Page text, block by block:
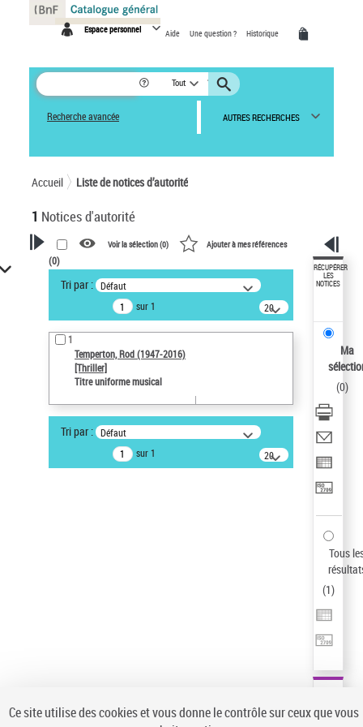
Espace personnel Aide Une question ? Historique
Tout
Recherche avancée AUTRES RECHERCHES
Accueil Liste de notices d’autorité
1 Notices d'autorité
VOTRE RECHERCHE
Recherche avancée dans les
notices d’autorité
Œuvres liées à l'auteur :
Temperton, Rod (1947-2016)
Type de notice d'autorité
Œuvre
Statut de la notice d’autorité
Voir la sélection (0) Ajouter à mes références
(0)
Tri par : Défaut
sur 1
20
résultats/page
1
Temperton, Rod (1947-2016)
[Thriller]
Titre uniforme musical
Tri par : Défaut
sur 1
20
résultats/page
RÉCUPÉRER
LES
NOTICES
Ma
(0)
Tous
(1)
Panneau de gestion des cookies
Ce site utilise des cookies et vous donne le contrôle sur ceux que vous